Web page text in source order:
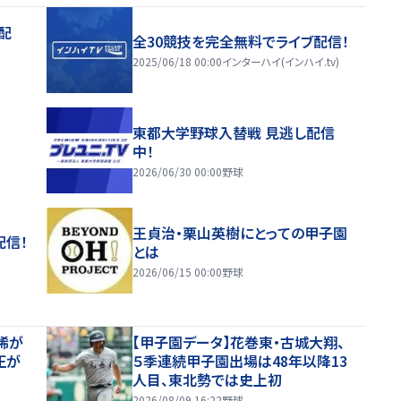
全30競技を完全無料でライブ配信！
2025/06/18 00:00インターハイ(インハイ.tv)
東都大学野球入替戦 見逃し配信
中！
2026/06/30 00:00野球
！
王貞治・栗山英樹にとっての甲子園
とは
2026/06/15 00:00野球
が
が
【甲子園データ】花巻東・古城大翔、
５季連続甲子園出場は48年以降13
人目、東北勢では史上初